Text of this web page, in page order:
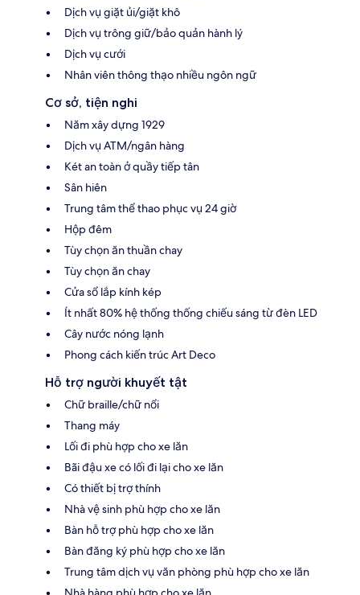
Dịch vụ giặt ủi/giặt khô
Dịch vụ trông giữ/bảo quản hành lý
Dịch vụ cưới
Nhân viên thông thạo nhiều ngôn ngữ
Cơ sở, tiện nghi
Năm xây dựng 1929
Dịch vụ ATM/ngân hàng
Két an toàn ở quầy tiếp tân
Sân hiên
Trung tâm thể thao phục vụ 24 giờ
Hộp đêm
Tùy chọn ăn thuần chay
Tùy chọn ăn chay
Cửa sổ lắp kính kép
Ít nhất 80% hệ thống thống chiếu sáng từ đèn LED
Cây nước nóng lạnh
Phong cách kiến trúc Art Deco
Hỗ trợ người khuyết tật
Chữ braille/chữ nổi
Thang máy
Lối đi phù hợp cho xe lăn
Bãi đậu xe có lối đi lại cho xe lăn
Có thiết bị trợ thính
Nhà vệ sinh phù hợp cho xe lăn
Bàn hỗ trợ phù hợp cho xe lăn
Bàn đăng ký phù hợp cho xe lăn
Trung tâm dịch vụ văn phòng phù hợp cho xe lăn